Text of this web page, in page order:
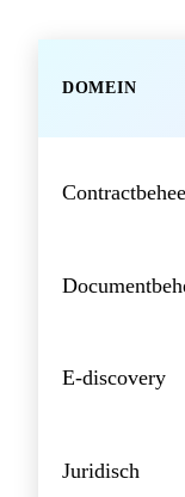
DOMEIN
E-discovery
Juridisch